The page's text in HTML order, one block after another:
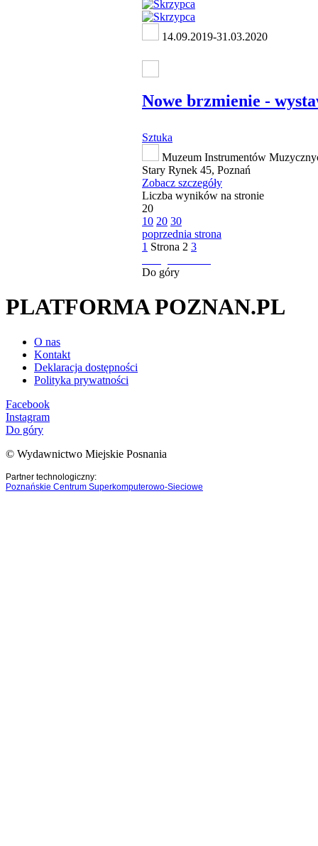
14.09.2019-31.03.2020
Nowe brzmienie -
Sztuka
Muzeum Instrumentów
Stary Rynek 45, Poznań
Zobacz szczegóły
Liczba wyników na stronie
20
10 20 30
poprzednia strona
1 Strona 2 3
Do góry
PLATFORMA POZNAN.PL
O nas
Kontakt
Deklaracja dostępności
Polityka prywatności
Facebook
Instagram
Do góry
© Wydawnictwo Miejskie Posnania
Partner technologiczny:
Poznańskie Centrum Superkomputerowo-Sieciowe